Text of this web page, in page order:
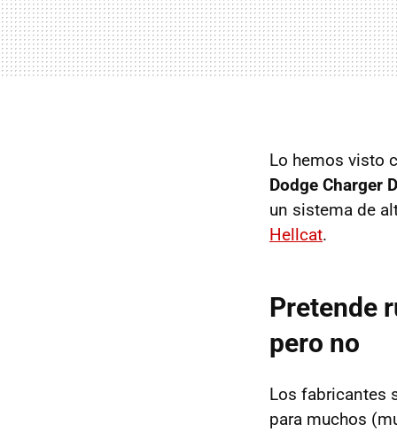
Lo hemos visto
Dodge Charger
un sistema de
Hellcat.
Pretende
pero no
Los fabricantes
para muchos